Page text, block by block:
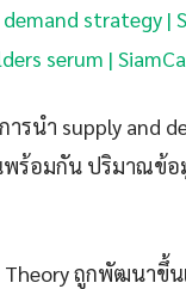
strategy |
serum |
รนำ supply and
ร้อมกัน ปริมาณข้
Theory ถูกพัฒนา